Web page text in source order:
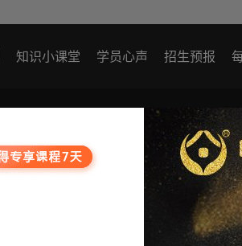
知识小课堂 学员心声 招生预报
最近观看：